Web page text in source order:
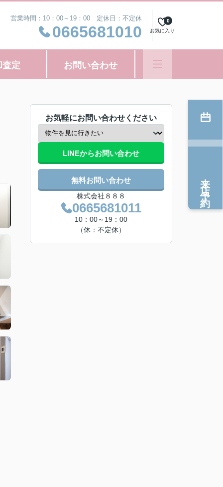
営業時間：10：00～19：00 定休日：不定休
0665681010 お気に入り
0
査定 お問い合わせ
お気軽にお問い合わせください
LINEからお問い合わせ
無料お問い合わせ
株式会社８８８
0665681011
10：00～19：00
（休：不定休）
来店予約